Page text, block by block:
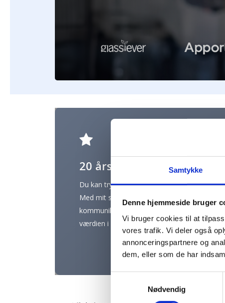
Samtykke
Denne hjemmeside bruger
Vi bruger cookies til at
vores trafik. Vi deler også
annonceringspartnere og
dem, eller som de har
Samtykkevalg
Nødvendig
20 års erfaring
Du kan trygt overlade dine tekster til mig.
Med mit store kendskab til SEO og
kommunikation, vil du hurtigt mærke
værdien i vores samarbejde.